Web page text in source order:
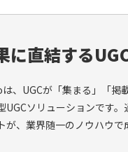
に直結する
、UGCが「集まる」「掲
UGCソリューションです
が、業界随一のノウハウで